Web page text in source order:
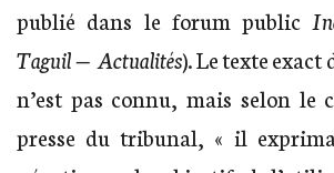
publié dans le forum public
Taguil — Actualités). Le texte
n’est pas connu, mais selon le
presse du tribunal, « il